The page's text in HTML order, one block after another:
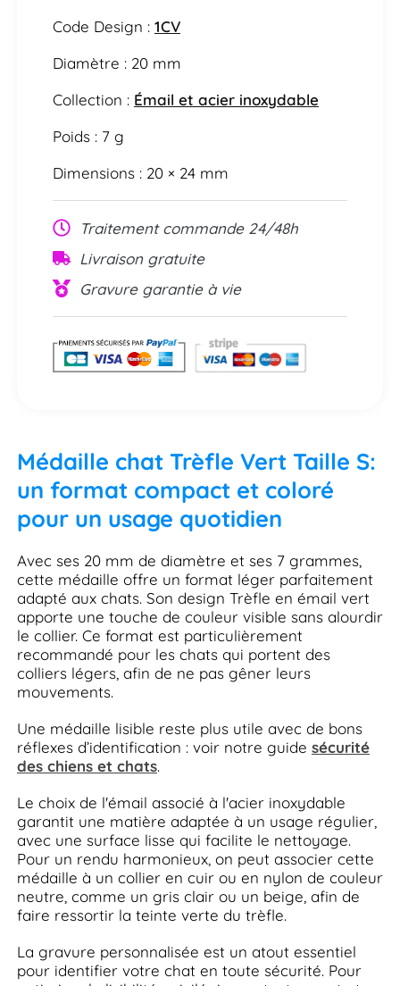
Code Design : 1CV
Diamètre : 20 mm
Collection : Émail et acier inoxydable
Poids : 7 g
Dimensions : 20 × 24 mm
Traitement commande 24/48h
Livraison gratuite
Gravure garantie à vie
Médaille chat Trèfle Vert Taille S:
un format compact et coloré
pour un usage quotidien
Avec ses 20 mm de diamètre et ses 7 grammes,
cette médaille offre un format léger parfaitement
adapté aux chats. Son design Trèfle en émail vert
apporte une touche de couleur visible sans alourdir
le collier. Ce format est particulièrement
recommandé pour les chats qui portent des
colliers légers, afin de ne pas gêner leurs
mouvements.
Une médaille lisible reste plus utile avec de bons
réflexes d’identification : voir notre guide sécurité
des chiens et chats.
Le choix de l'émail associé à l'acier inoxydable
garantit une matière adaptée à un usage régulier,
avec une surface lisse qui facilite le nettoyage.
Pour un rendu harmonieux, on peut associer cette
médaille à un collier en cuir ou en nylon de couleur
neutre, comme un gris clair ou un beige, afin de
faire ressortir la teinte verte du trèfle.
La gravure personnalisée est un atout essentiel
pour identifier votre chat en toute sécurité. Pour